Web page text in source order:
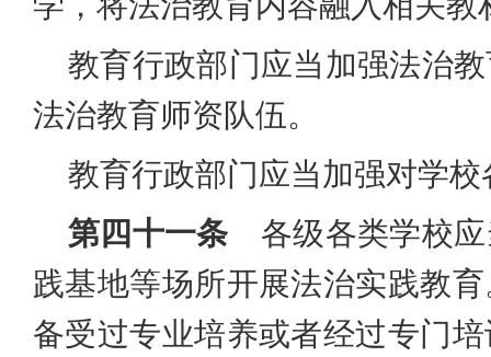
教育行政部门应当加强法治
法治教育师资队伍。
教育行政部门应当加强对学
第四十一条 各级各类学校应
践基地等场所开展法治实践教
备受过专业培养或者经过专门